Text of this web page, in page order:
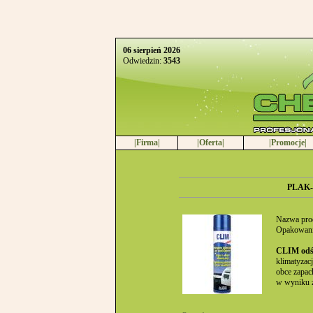
06 sierpień 2026
Odwiedzin:3543
|Firma| |Oferta| |Promocje|
Nazwa
CLIM
obce
w wyniku